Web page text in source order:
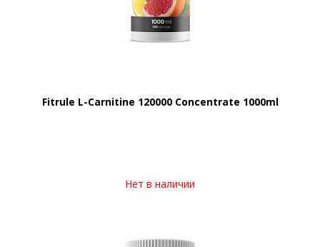
Fitrule L-Carnitine 120000 Concentrate 1000ml
Нет в наличии